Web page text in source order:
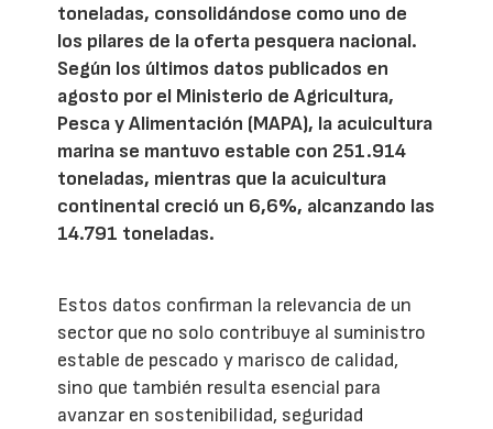
toneladas, consolidándose como uno de
los pilares de la oferta pesquera nacional.
Según los últimos datos publicados en
agosto por el Ministerio de Agricultura,
Pesca y Alimentación (MAPA), la acuicultura
marina se mantuvo estable con 251.914
toneladas, mientras que la acuicultura
continental creció un 6,6%, alcanzando las
14.791 toneladas.
Estos datos confirman la relevancia de un
sector que no solo contribuye al suministro
estable de pescado y marisco de calidad,
sino que también resulta esencial para
avanzar en sostenibilidad, seguridad